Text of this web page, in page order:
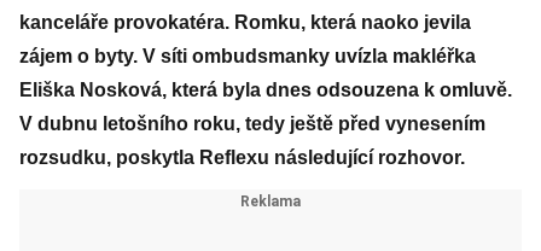
kanceláře provokatéra. Romku, která naoko jevila
zájem o byty. V síti ombudsmanky uvízla makléřka
Eliška Nosková, která byla dnes odsouzena k omluvě.
V dubnu letošního roku, tedy ještě před vynesením
rozsudku, poskytla Reflexu následující rozhovor.